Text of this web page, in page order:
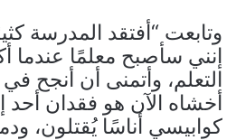
وتابعت “أفتقد المدرسة
إنني سأصبح معلمًا عندما
التعلم، وأتمنى أن أنجح
أخشاه الآن هو فقدان
كوابيسي أناسًا يُقتلون،